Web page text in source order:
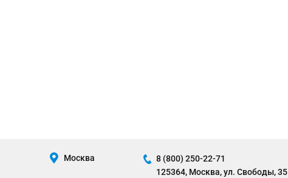
Москва
8 (800) 250-22-71
125364, Москва, ул. Свободы, 35